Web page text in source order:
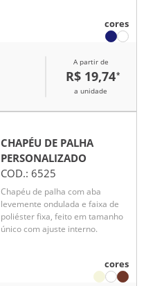
cores
A partir de
R$ 19,74*
a unidade
CHAPÉU DE PALHA
PERSONALIZADO
COD.: 6525
Chapéu de palha com aba
levemente ondulada e faixa de
poliéster fixa, feito em tamanho
único com ajuste interno.
cores